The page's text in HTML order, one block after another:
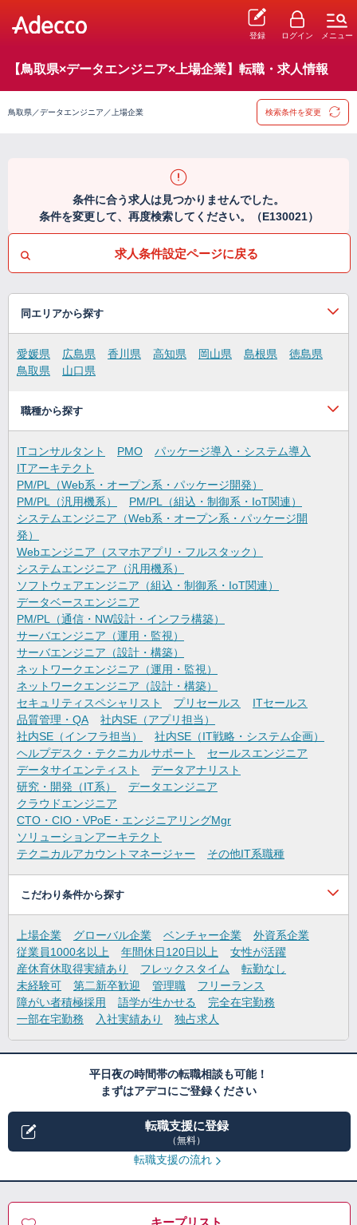
登録 ログイン メニュー
【鳥取県×データエンジニア×上場企業】転職・求人情報
鳥取県／データエンジニア／上場企業 検索条件を変更
条件に合う求人は見つかりませんでした。
条件を変更して、再度検索してください。（E130021）
求人条件設定ページに戻る
同エリアから探す
愛媛県 広島県 香川県 高知県 岡山県 島根県
徳島県
鳥取県
山口県
職種から探す
ITコンサルタント PMO
パッケージ導入・システム導入
ITアーキテクト
PM/PL（Web系・オープン系・パッケージ開発）
PM/PL（汎用機系）
PM/PL（組込・制御系・IoT関連）
システムエンジニア（Web系・オープン系・パッケージ開
発）
Webエンジニア（スマホアプリ・フルスタック）
システムエンジニア（汎用機系）
ソフトウェアエンジニア（組込・制御系・IoT関連）
データベースエンジニア
PM/PL（通信・NW設計・インフラ構築）
サーバエンジニア（運用・監視）
サーバエンジニア（設計・構築）
ネットワークエンジニア（運用・監視）
ネットワークエンジニア（設計・構築）
セキュリティスペシャリスト
プリセールス
ITセールス
品質管理・QA
社内SE（アプリ担当）
社内SE（インフラ担当）
社内SE（IT戦略・システム企画）
ヘルプデスク・テクニカルサポート
セールスエンジニア
データサイエンティスト
データアナリスト
研究・開発（IT系）
データエンジニア
クラウドエンジニア
CTO・CIO・VPoE・エンジニアリングMgr
ソリューションアーキテクト
テクニカルアカウントマネージャー
その他IT系職種
こだわり条件から探す
上場企業 グローバル企業 ベンチャー企業
外資系企業
従業員1000名以上
年間休日120日以上
女性が活躍
産休育休取得実績あり
フレックスタイム
転勤なし
未経験可
第二新卒歓迎 管理職
フリーランス
障がい者積極採用
語学が生かせる
完全在宅勤務
一部在宅勤務
入社実績あり 独占求人
平日夜の時間帯の転職相談も可能！
まずはアデコにご登録ください
転職支援に登録
（無料）
転職支援の流れ
キープリスト